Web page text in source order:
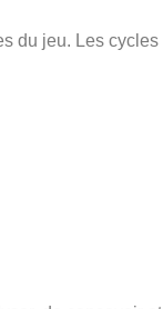
du jeu. Les cycles